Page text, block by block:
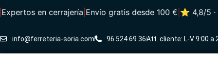
en cerrajería|Envío gratis desde 100 €|⭐ 4,8/5 ·
info@ferreteria-soria.com 96 524 69 36Att. cliente: L-V 9:00 a